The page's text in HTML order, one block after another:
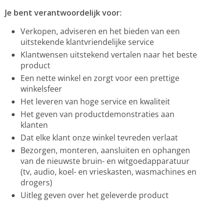
Je bent verantwoordelijk voor:
Verkopen, adviseren en het bieden van een
uitstekende klantvriendelijke service
Klantwensen uitstekend vertalen naar het beste
product
Een nette winkel en zorgt voor een prettige
winkelsfeer
Het leveren van hoge service en kwaliteit
Het geven van productdemonstraties aan
klanten
Dat elke klant onze winkel tevreden verlaat
Bezorgen, monteren, aansluiten en ophangen
van de nieuwste bruin- en witgoedapparatuur
(tv, audio, koel- en vrieskasten, wasmachines en
drogers)
Uitleg geven over het geleverde product